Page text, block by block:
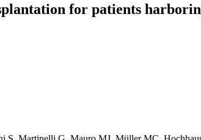
for patients